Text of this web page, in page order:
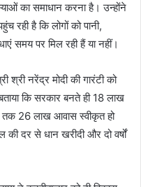
का समाधान करना है। उन्होंने
रही है कि लोगों को पानी,
समय पर मिल रही हैं या नहीं।
श्री नरेंद्र मोदी की गारंटी को
कि सरकार बनते ही 18 लाख
तक 26 लाख आवास स्वीकृत हो
दर से धान खरीदी और दो वर्षों